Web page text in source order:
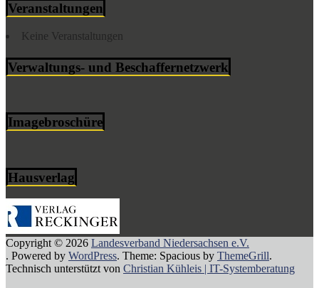
Veranstaltungen
Keine Veranstaltungen
Verwaltungs- und Beschaffernetzwerk
Imagebroschüre
Hausverlag
Copyright © 2026 Landesverband Niedersachsen e.V.
. Powered by WordPress. Theme: Spacious by ThemeGrill.
Technisch unterstützt von Christian Kühleis | IT-Systemberatung